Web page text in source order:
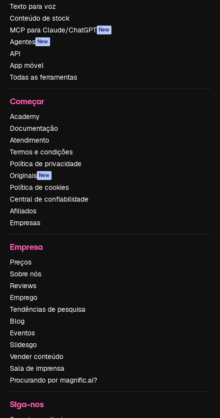
Texto para voz
Conteúdo de stock
MCP para Claude/ChatGPT New
Agentes New
API
App móvel
Todas as ferramentas
Começar
Academy
Documentação
Atendimento
Termos e condições
Política de privacidade
Originais New
Política de cookies
Central de confiabilidade
Afiliados
Empresas
Empresa
Preços
Sobre nós
Reviews
Emprego
Tendências de pesquisa
Blog
Eventos
Slidesgo
Vender conteúdo
Sala de imprensa
Procurando por magnific.ai?
Siga-nos